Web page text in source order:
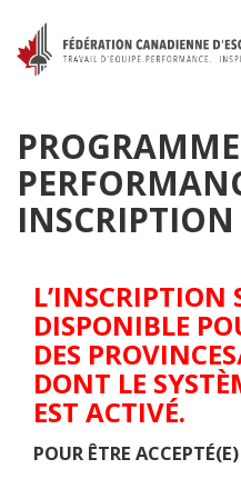
L’INSCRIPTION
DISPONIBLE
DES
DONT LE
EST ACTIVÉ.
POUR ÊTRE